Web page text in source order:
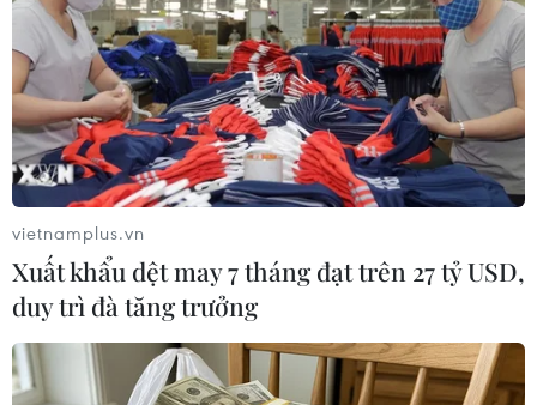
TIN CÙNG CHUYÊN MỤC
Truyền thông Hàn Quốc đánh giá
cao đội tuyển Việt Nam với chuỗi 22
trận bất bại
09/08/2026 04:22
Đội tuyển Việt Nam đối đầu Malaysia
tại bán kết ASEAN Cup 2026
08/08/2026 15:53
vietnamplus.vn
Xuất khẩu dệt may 7 tháng đạt trên 27 tỷ USD,
duy trì đà tăng trưởng